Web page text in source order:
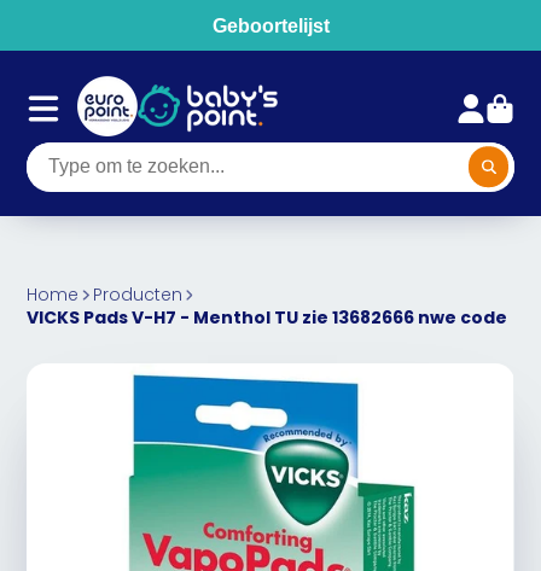
Geboortelijst
Home
Producten
VICKS Pads V-H7 - Menthol TU zie 13682666 nwe code